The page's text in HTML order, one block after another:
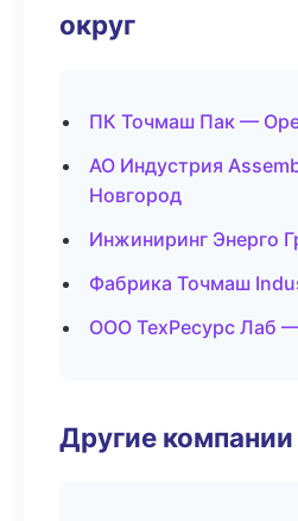
округ
ПК Точмаш Пак —
АО Индустрия
Новгород
Инжиниринг Энерго
Фабрика Точмаш
ООО ТехРесурс Лаб
Другие компании